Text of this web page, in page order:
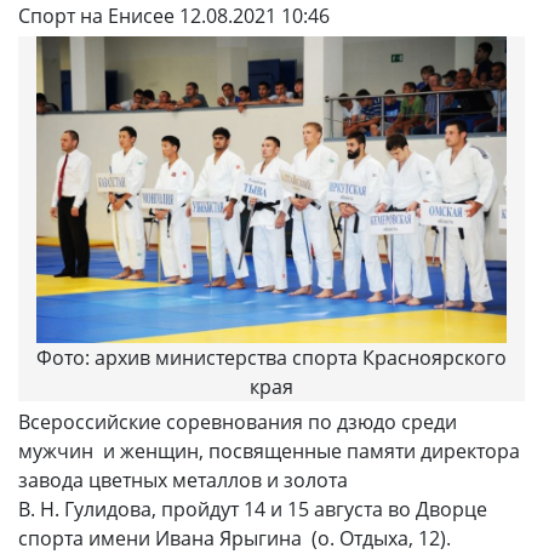
Спорт на Енисее 12.08.2021 10:46
Фото: архив министерства спорта Красноярского
края
Всероссийские соревнования по дзюдо среди
мужчин и женщин, посвященные памяти директора
завода цветных металлов и золота
В. Н. Гулидова, пройдут 14 и 15 августа во Дворце
спорта имени Ивана Ярыгина (о. Отдыха, 12).